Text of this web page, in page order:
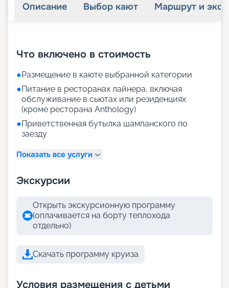
Описание Выбор кают Маршрут и
Что включено в стоимость
●Размещение в каюте выбранной категории
●Питание в ресторанах лайнера, включая
обслуживание в сьютах или резиденциях
(кроме ресторана Anthology)
●Приветственная бутылка шампанского по
заезду
Показать все услуги
Экскурсии
Открыть экскурсионную программу
(оплачивается на борту теплохода
отдельно)
Скачать программу круиза
Условия размещения с детьми